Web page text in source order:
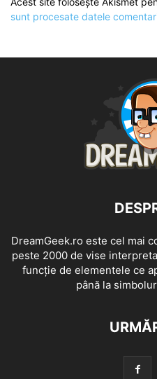
sunt procesate datele
DreamGeek.ro este cel mai
peste 2000 de vise
funcție de elementele ce
până la